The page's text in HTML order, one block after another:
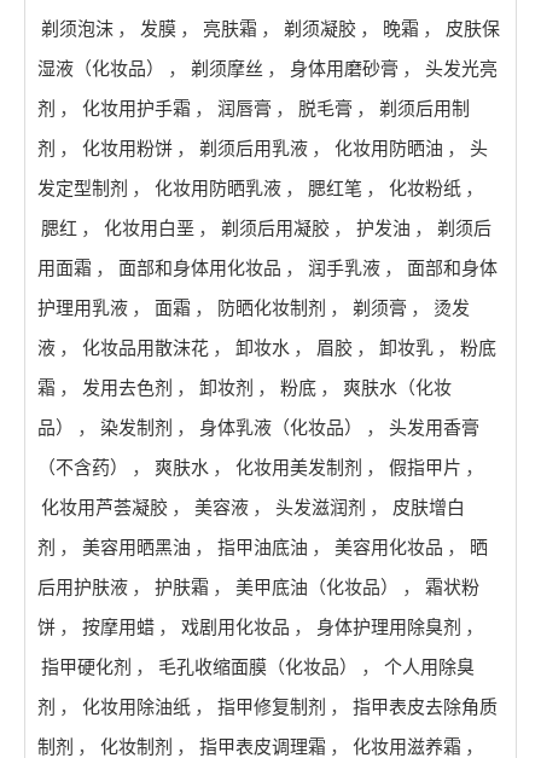
剃须泡沫 ， 发膜 ， 亮肤霜 ， 剃须凝胶 ， 晚霜 ，
皮肤保
湿液（化妆品）
， 剃须摩丝 ， 身体用磨砂膏 ，
头发光亮
剂 ， 化妆用护手霜 ， 润唇膏 ， 脱毛膏 ，
剃须后用制
剂 ， 化妆用粉饼 ， 剃须后用乳液 ， 化妆用防晒油 ，
头
发定型制剂 ， 化妆用防晒乳液 ， 腮红笔 ， 化妆粉纸 ，
腮红 ， 化妆用白垩 ， 剃须后用凝胶 ， 护发油 ，
剃须后
用面霜 ， 面部和身体用化妆品 ， 润手乳液 ，
面部和身体
护理用乳液 ， 面霜 ， 防晒化妆制剂 ， 剃须膏 ，
烫发
液 ， 化妆品用散沫花 ， 卸妆水 ， 眉胶 ， 卸妆乳 ，
粉底
霜 ， 发用去色剂 ， 卸妆剂 ， 粉底 ，
爽肤水（化妆
品）
， 染发制剂 ， 身体乳液（化妆品） ，
头发用香膏
（不含药）
， 爽肤水 ， 化妆用美发制剂 ， 假指甲片 ，
化妆用芦荟凝胶 ， 美容液 ， 头发滋润剂 ，
皮肤增白
剂 ， 美容用晒黑油 ， 指甲油底油 ， 美容用化妆品 ，
晒
后用护肤液 ， 护肤霜 ， 美甲底油（化妆品） ，
霜状粉
饼 ， 按摩用蜡 ， 戏剧用化妆品 ， 身体护理用除臭剂 ，
指甲硬化剂 ， 毛孔收缩面膜（化妆品） ，
个人用除臭
剂 ， 化妆用除油纸 ， 指甲修复制剂 ，
指甲表皮去除角质
制剂 ， 化妆制剂 ， 指甲表皮调理霜 ， 化妆用滋养霜 ，